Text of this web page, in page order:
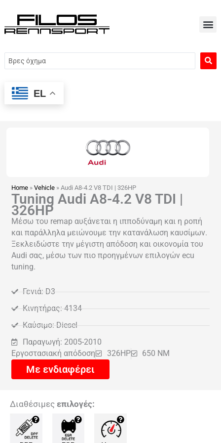
περιεχόμενο
Search
...
EL
Home »Vehicle »Audi A8-4.2 V8 TDI | 326HP
Tuning Audi A8-4.2 V8 TDI |
326HP
Μέσω του remap αυξάνεται η ιπποδύναμη και η ροπή
και παράλληλα μειώνουμε την κατανάλωση καυσίμων.
Ξεκλειδώστε την μέγιστη απόδοση και οικονομία του
Audi σας, μέσω των πιο προηγμένων επιλογών ecu
tuning.
Γενιά: D3
Κινητήρας: 4134
Καύσιμο: Diesel
Παραγωγή: 2005-2010
Εργοστασιακή απόδοση
326HP 650 NM
Με ενδιαφέρει
Διαθέσιμες επιλογές: